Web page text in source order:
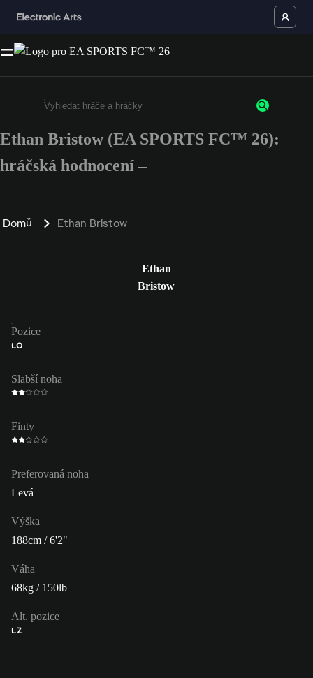
Enter a minimum of 3 characters or numbers
Ethan Bristow (EA SPORTS FC™ 26):
hráčská hodnocení –
Domů Ethan Bristow
Ethan
Bristow
Pozice
LO
Slabší noha
Finty
Preferovaná noha
Levá
Výška
188cm / 6'2"
Váha
68kg / 150lb
Alt. pozice
LZ